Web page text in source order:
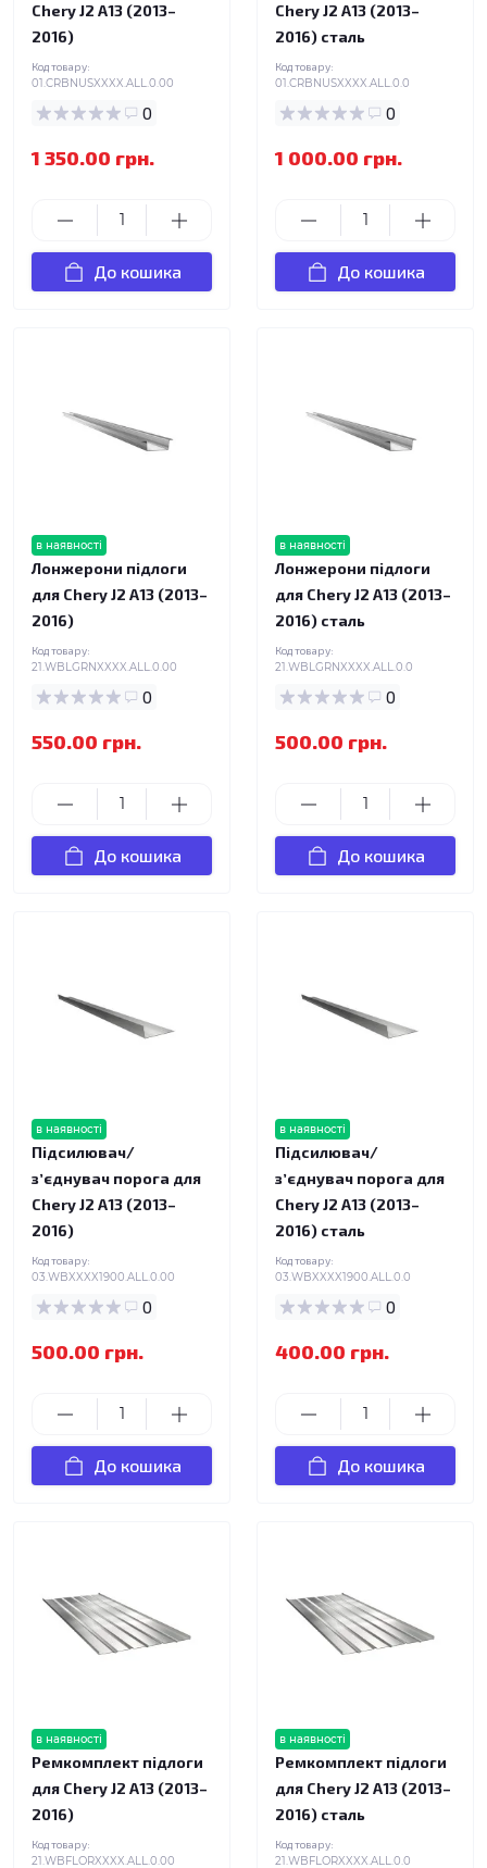
Chery J2 A13 (2013–
2016)
Код товару:
01.CRBNUSXXXX.ALL.0.00
0
1 350.00 грн.
До кошика
Chery J2 A13 (2013–
2016) сталь
Код товару:
01.CRBNUSXXXX.ALL.0.0
0
1 000.00 грн.
До кошика
в наявності
Лонжерони підлоги
для Chery J2 A13 (2013–
2016)
Код товару:
21.WBLGRNXXXX.ALL.0.00
0
550.00 грн.
До кошика
в наявності
Лонжерони підлоги
для Chery J2 A13 (2013–
2016) сталь
Код товару:
21.WBLGRNXXXX.ALL.0.0
0
500.00 грн.
До кошика
в наявності
Підсилювач/
зʼєднувач порога для
Chery J2 A13 (2013–
2016)
Код товару:
03.WBXXXX1900.ALL.0.00
0
500.00 грн.
До кошика
в наявності
Підсилювач/
зʼєднувач порога для
Chery J2 A13 (2013–
2016) сталь
Код товару:
03.WBXXXX1900.ALL.0.0
0
400.00 грн.
До кошика
в наявності
Ремкомплект підлоги
для Chery J2 A13 (2013–
2016)
Код товару:
21.WBFLORXXXX.ALL.0.00
в наявності
Ремкомплект підлоги
для Chery J2 A13 (2013–
2016) сталь
Код товару:
21.WBFLORXXXX.ALL.0.0